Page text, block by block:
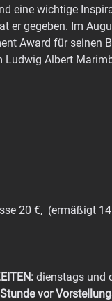
eine wichtige
er gegeben. Im
Award für seinen
Ludwig Albert
20 €,  (ermäßigt
dienstags und
vor